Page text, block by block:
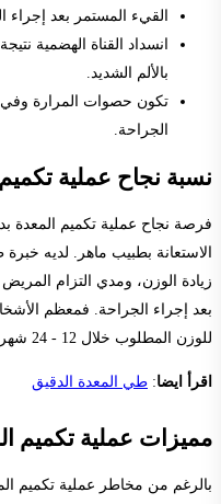
القيء المستمر بعد إجراء
انسداد القناة الهضمية
بالألم الشديد.
تكون حصوات المرارة
الجراحة.
نسبة نجاح عملية
الاستعانة بطبيب ماهر. لديه
زيادة الوزن، ومدي التزام المريض
للوزن المطلوب خلال 12 - 24 شهر من إجراء العملية.
اقرأ ايضا: طي المعدة الدقيق
مميزات عملية تكميم
بالرغم من مخاطر عملية تكميم